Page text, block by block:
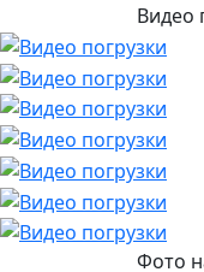
Видео
Фото